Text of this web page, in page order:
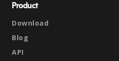
Product
Download
Blog
API